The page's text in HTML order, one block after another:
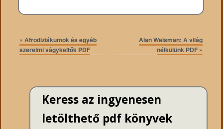
« Afrodiziákumok és egyéb
szerelmi vágykeltők PDF
Alan Weisman: A világ
nélkülünk PDF »
Keress az ingyenesen
letölthető pdf könyvek